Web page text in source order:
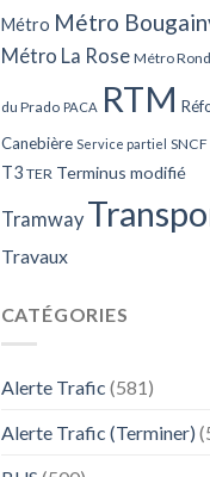
Métro Métro
Métro La Rose Métro
du Prado PACA RTM
Canebière Service partiel SNCF
T3 TER Terminus modifié
Tramway
Travaux
CATÉGORIES
Alerte Trafic (581)
Alerte Trafic (Terminer)